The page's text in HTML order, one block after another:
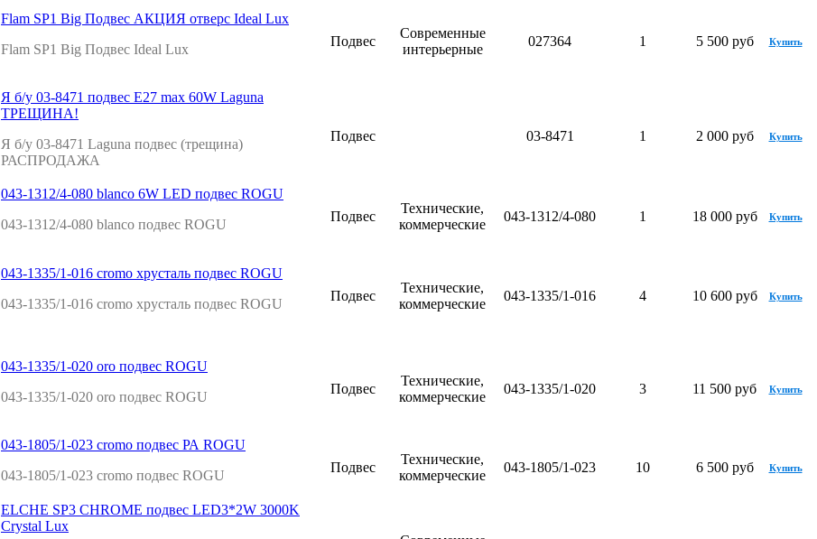
Flam SP1 Big Подвес АКЦИЯ отверс Ideal Lux
Flam SP1 Big Подвес Ideal Lux
Подвес
Современные
интерьерные
027364 1 5 500 руб Купить
Я б/у 03-8471 подвес E27 max 60W Laguna
ТРЕЩИНА!
Я б/у 03-8471 Laguna подвес (трещина)
РАСПРОДАЖА
Подвес 03-8471 1 2 000 руб Купить
043-1312/4-080 blanco 6W LED подвес ROGU
043-1312/4-080 blanco подвес ROGU
Подвес
Технические,
коммерческие
043-1312/4-080 1 18 000 руб Купить
043-1335/1-016 cromo хрусталь подвес ROGU
043-1335/1-016 cromo хрусталь подвес ROGU
Подвес
Технические,
коммерческие
043-1335/1-016 4 10 600 руб Купить
043-1335/1-020 oro подвес ROGU
043-1335/1-020 oro подвес ROGU
Подвес
Технические,
коммерческие
043-1335/1-020 3 11 500 руб Купить
043-1805/1-023 cromo подвес РА ROGU
043-1805/1-023 cromo подвес ROGU
Подвес
Технические,
коммерческие
043-1805/1-023 10 6 500 руб Купить
ELCHE SP3 CHROME подвес LED3*2W 3000K
Crystal Lux